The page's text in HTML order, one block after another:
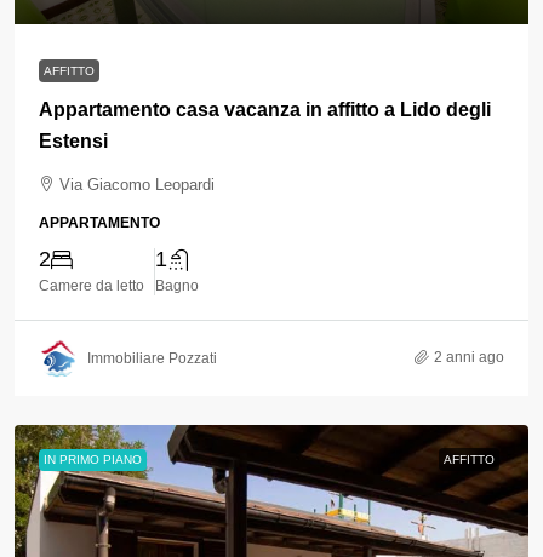
AFFITTO
Appartamento casa vacanza in affitto a Lido degli
Estensi
Via Giacomo Leopardi
APPARTAMENTO
2
Camere da letto
1
Bagno
Immobiliare Pozzati 2 anni ago
IN PRIMO PIANO AFFITTO